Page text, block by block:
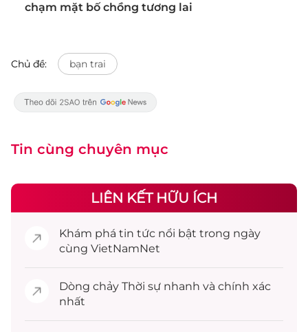
chạm mặt bố chồng tương lai
Chủ đề: bạn trai
Tin cùng chuyên mục
LIÊN KẾT HỮU ÍCH
Khám phá tin tức nổi bật trong ngày
cùng VietNamNet
Dòng chảy Thời sự nhanh và chính xác
nhất